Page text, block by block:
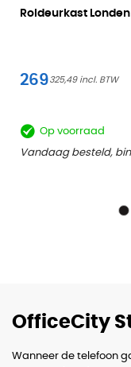
Roldeurkast Londen
269325,49
Op voorraad
Vandaag besteld,
OfficeCity
Wanneer de telefoon